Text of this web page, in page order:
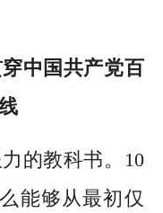
中国共产党百
的教科书。10
能够从最初仅